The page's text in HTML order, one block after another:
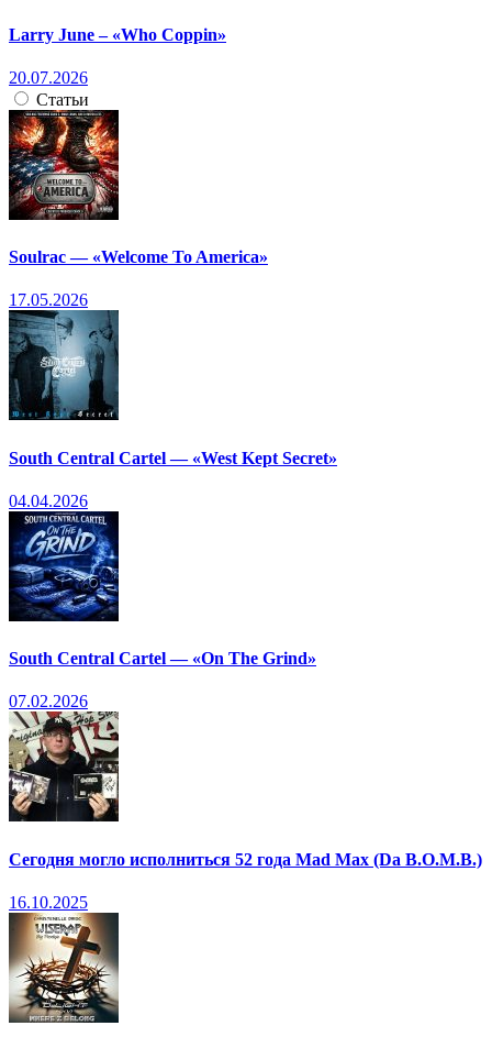
Larry June – «Who Coppin»
20.07.2026
Статьи
Soulrac — «Welcome To America»
17.05.2026
South Central Cartel — «West Kept Secret»
04.04.2026
South Central Cartel — «On The Grind»
07.02.2026
Сегодня могло исполниться 52 года Mad Max (Da B.O.M.B.)
16.10.2025